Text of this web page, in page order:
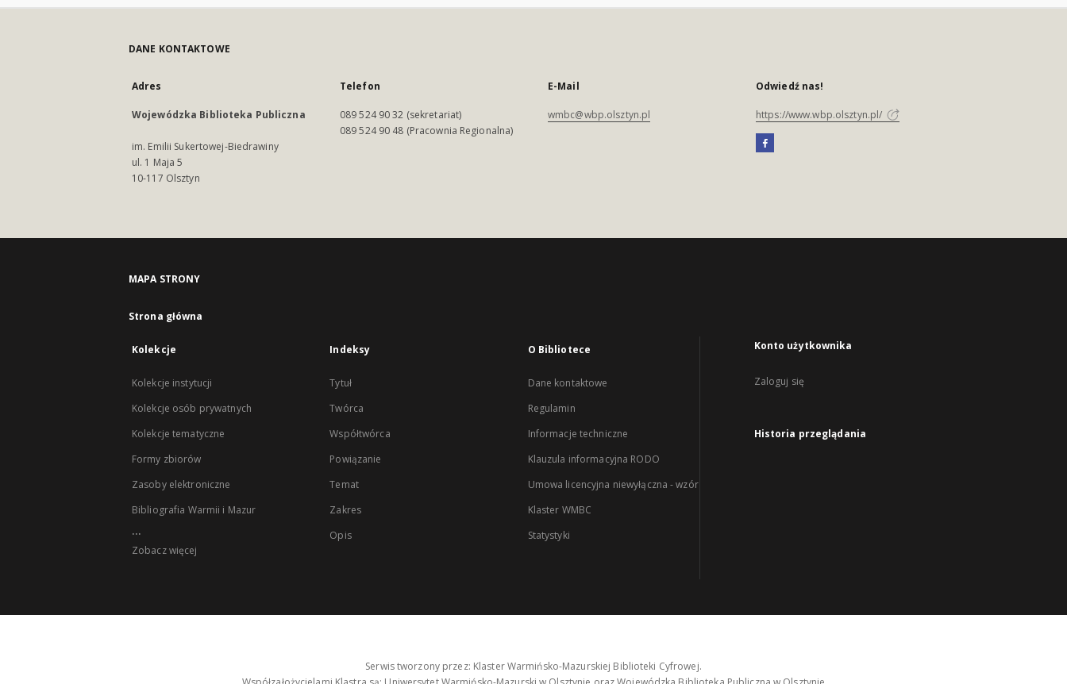
DANE KONTAKTOWE
Adres
Wojewódzka Biblioteka Publiczna
im. Emilii Sukertowej-Biedrawiny
ul. 1 Maja 5
10-117 Olsztyn
Telefon
089 524 90 32 (sekretariat)
089 524 90 48 (Pracownia Regionalna)
E-Mail
wmbc@wbp.olsztyn.pl
Odwiedź nas!
https://www.wbp.olsztyn.pl/
MAPA STRONY
Strona główna
Kolekcje
Kolekcje instytucji
Kolekcje osób prywatnych
Kolekcje tematyczne
Formy zbiorów
Zasoby elektroniczne
Bibliografia Warmii i Mazur
...
Zobacz więcej
Indeksy
Tytuł
Twórca
Współtwórca
Powiązanie
Temat
Zakres
Opis
O Bibliotece
Dane kontaktowe
Regulamin
Informacje techniczne
Klauzula informacyjna RODO
Umowa licencyjna niewyłączna - wzór
Klaster WMBC
Statystyki
Konto użytkownika
Zaloguj się
Historia przeglądania
Serwis tworzony przez: Klaster Warmińsko-Mazurskiej Biblioteki Cyfrowej.